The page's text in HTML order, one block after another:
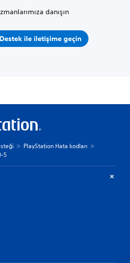
danışın
ile iletişime geçin
PlayStation Hata kodları
5